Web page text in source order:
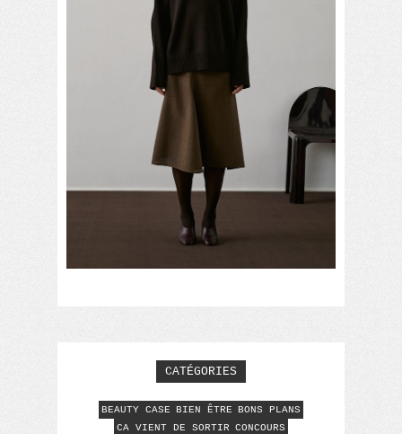
CATÉGORIES
BEAUTY CASE BIEN ÊTRE BONS PLANS
CA VIENT DE SORTIR CONCOURS